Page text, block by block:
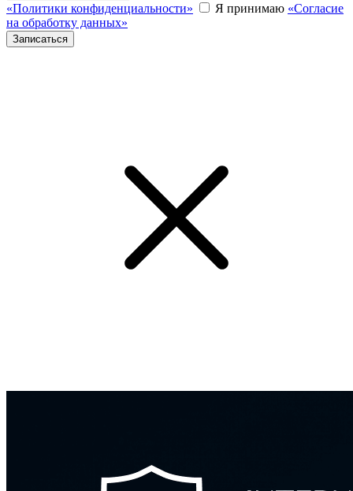
«Политики конфиденциальности»
Я принимаю «Согласие
на обработку данных»